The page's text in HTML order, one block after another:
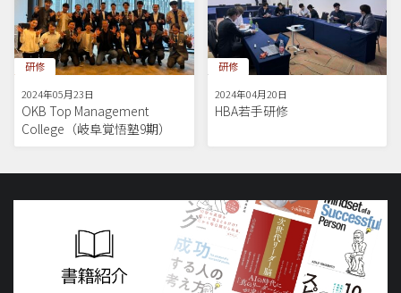
研修
2024年05月23日
OKB Top Management
College（岐阜覚悟塾9期）
研修
2024年04月20日
HBA若手研修